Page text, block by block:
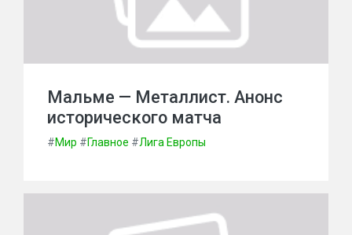
Мальме — Металлист. Анонс
исторического матча
#Мир #Главное #Лига Европы